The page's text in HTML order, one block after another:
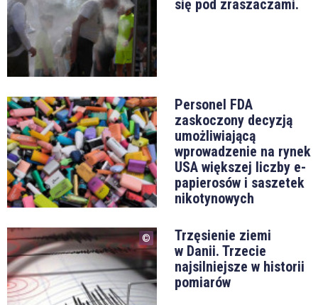
się pod zraszaczami.
Personel FDA
zaskoczony decyzją
umożliwiającą
wprowadzenie na rynek
USA większej liczby e-
papierosów i saszetek
nikotynowych
Trzęsienie ziemi
w Danii. Trzecie
najsilniejsze w historii
pomiarów